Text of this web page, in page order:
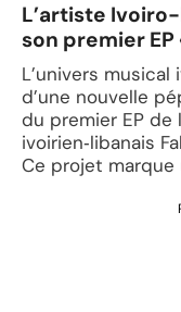
L’artiste
son premier EP
L’univers musical
d’une nouvelle
du premier EP de
ivoirien‑libanais
Ce projet marque